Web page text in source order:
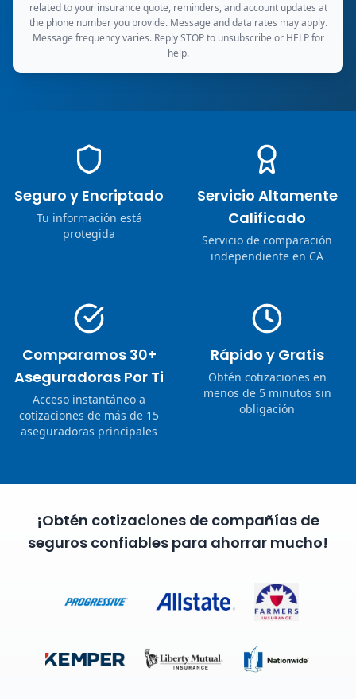
related to your insurance quote, reminders, and account updates at
the phone number you provide. Message and data rates may apply.
Message frequency varies. Reply STOP to unsubscribe or HELP for
help.
Seguro y Encriptado
Tu información está
protegida
Servicio Altamente
Calificado
Servicio de comparación
independiente en CA
Comparamos 30+
Aseguradoras Por Ti
Acceso instantáneo a
cotizaciones de más de 15
aseguradoras principales
Rápido y Gratis
Obtén cotizaciones en
menos de 5 minutos sin
obligación
¡Obtén cotizaciones de compañías de
seguros confiables para ahorrar mucho!